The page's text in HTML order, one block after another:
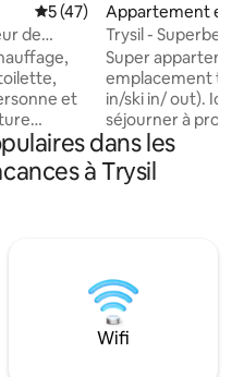
Évaluation moyenne sur la
5 (47)
de
le loyer
et
! Le
la
mai et la
loyer.
Appartement en
Trysil
Trysil - Superbe
chambres
Super
emplacement
in/ski in/ out). Ici,
séjourner à
de slalom sont
l'appartement,
ski de fond. Elle
buanderie, 2
double et une
superposé) et
cuisine avec
dans les
à Trysil
Wifi